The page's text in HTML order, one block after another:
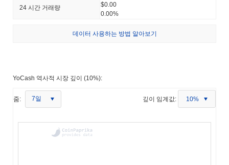
24 시간 거래량
$0.00
0.00%
데이터 사용하는 방법 알아보기
YoCash 역사적 시장 깊이 (10%):
줌: 7일 깊이 임계값: 10%